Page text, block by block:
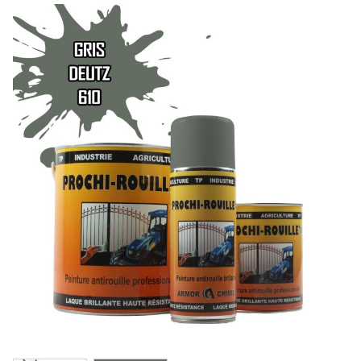
Amortisseur caoutchouc
Support de disque
Boulonnerie et accessoire
Décompacteur, sous soleur
Pointe, soc
Lame
Contre-lame
Support de pointe
Boulonnerie, goupille
Type MICHEL
Labour, charrue
Contre sep et nez
Versoir de rasette
Coutre, aileron